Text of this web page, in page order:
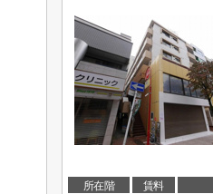
所在階 賃料